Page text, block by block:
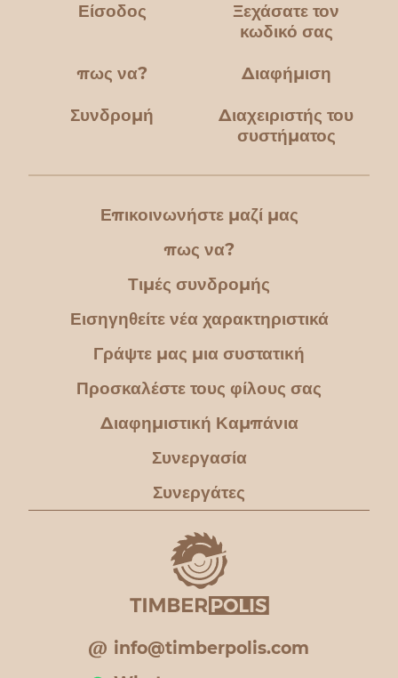
Είσοδος
Ξεχάσατε τον
κωδικό σας
πως να? Διαφήμιση
Συνδρομή
Διαχειριστής του
συστήματος
Επικοινωνήστε μαζί μας
πως να?
Τιμές συνδρομής
Εισηγηθείτε νέα χαρακτηριστικά
Γράψτε μας μια συστατική
Προσκαλέστε τους φίλους σας
Διαφημιστική Καμπάνια
Συνεργασία
Συνεργάτες
info@timberpolis.com